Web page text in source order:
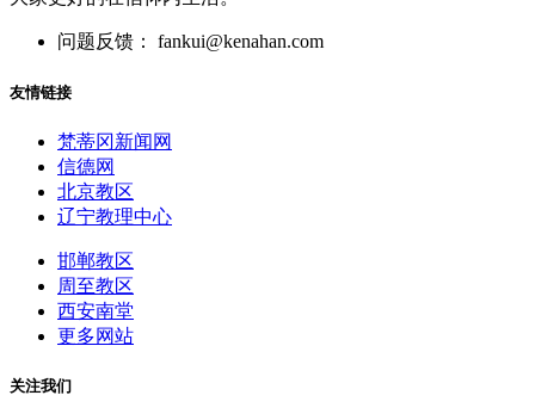
问题反馈： fankui@kenahan.com
友情链接
梵蒂冈新闻网
信德网
北京教区
辽宁教理中心
邯郸教区
周至教区
西安南堂
更多网站
关注我们